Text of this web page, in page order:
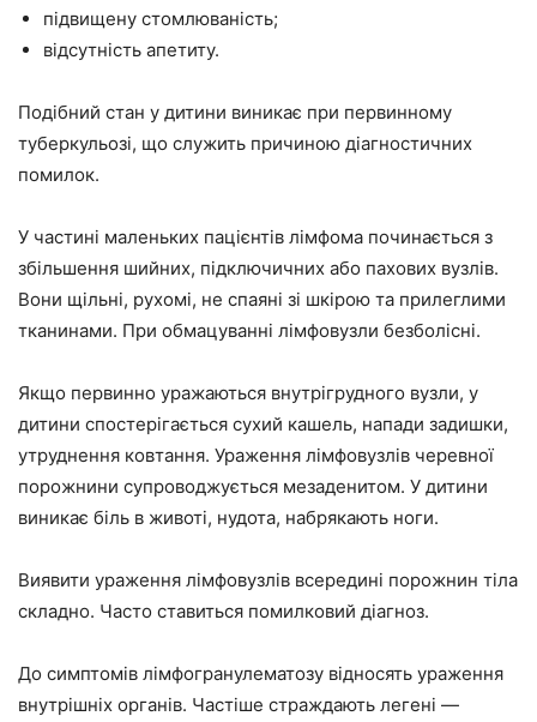
підвищену стомлюваність;
відсутність апетиту.
Подібний стан у дитини виникає при первинному
туберкульозі, що служить причиною діагностичних
помилок.
У частині маленьких пацієнтів лімфома починається з
збільшення шийних, підключичних або пахових вузлів.
Вони щільні, рухомі, не спаяні зі шкірою та прилеглими
тканинами. При обмацуванні лімфовузли безболісні.
Якщо первинно уражаються внутрігрудного вузли, у
дитини спостерігається сухий кашель, напади задишки,
утруднення ковтання. Ураження лімфовузлів черевної
порожнини супроводжується мезаденитом. У дитини
виникає біль в животі, нудота, набрякають ноги.
Виявити ураження лімфовузлів всередині порожнин тіла
складно. Часто ставиться помилковий діагноз.
До симптомів лімфогранулематозу відносять ураження
внутрішніх органів. Частіше страждають легені —